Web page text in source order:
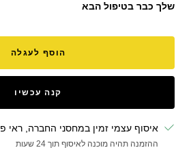
שלך כבר בטיפול הבא
הוסף לעגלה
קנה עכשיו
איסוף עצמי זמין במחסני החברה, ראי
ההזמנה תהיה מוכנה לאיסוף תוך 24 שעות